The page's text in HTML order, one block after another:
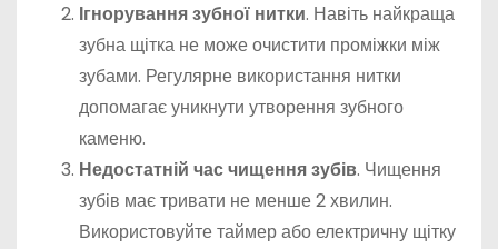
Ігнорування зубної нитки. Навіть найкраща
зубна щітка не може очистити проміжки між
зубами. Регулярне використання нитки
допомагає уникнути утворення зубного
каменю.
Недостатній час чищення зубів. Чищення
зубів має тривати не менше 2 хвилин.
Використовуйте таймер або електричну щітку